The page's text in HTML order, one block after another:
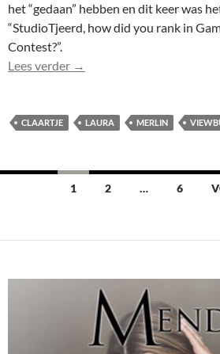
het “gedaan” hebben en dit keer was
“StudioTjeerd, how did you rank in
Contest?”.
Lees verder Laura (0205) in Top 65 bij
→
CLAARTJE LAURA MERLIN
Berichten
1 2 … 6